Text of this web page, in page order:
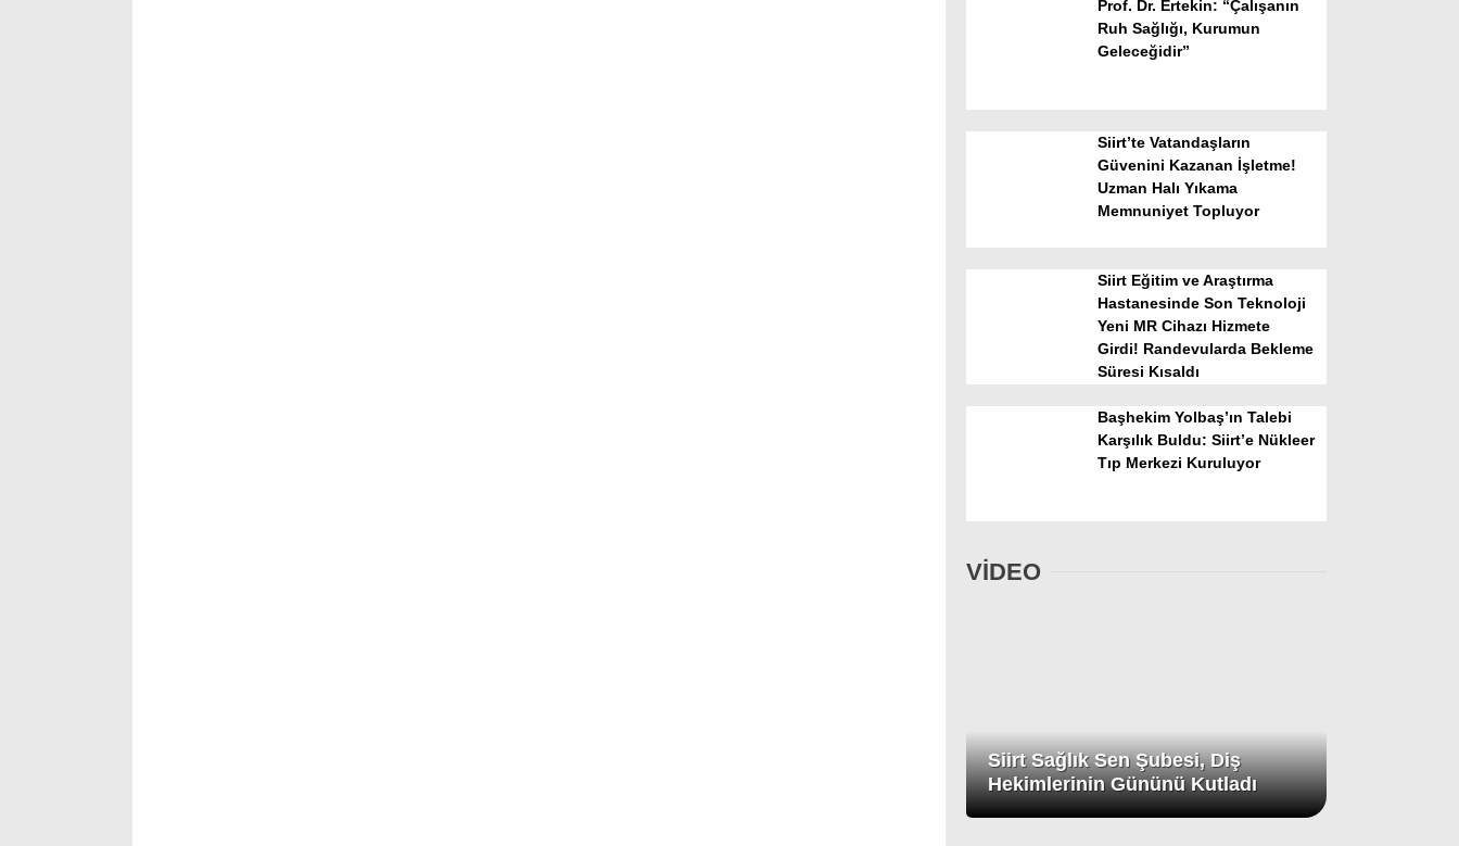
Instagram
Prof. Dr. Ertekin: “Çalışanın
Ruh Sağlığı, Kurumun
Geleceğidir”
Siirt’te Vatandaşların
Güvenini Kazanan İşletme!
Uzman Halı Yıkama
Memnuniyet Topluyor
Siirt Eğitim ve Araştırma
Hastanesinde Son Teknoloji
Yeni MR Cihazı Hizmete
Girdi! Randevularda Bekleme
Süresi Kısaldı
Başhekim Yolbaş’ın Talebi
Karşılık Buldu: Siirt’e Nükleer
Tıp Merkezi Kuruluyor
VİDEO
Siirt Sağlık Sen Şubesi, Diş
Hekimlerinin Gününü Kutladı